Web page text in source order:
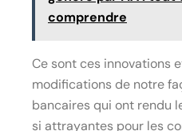
comprendre
Ce sont ces innovations
modifications de notre
bancaires qui ont rendu
si attrayantes pour les